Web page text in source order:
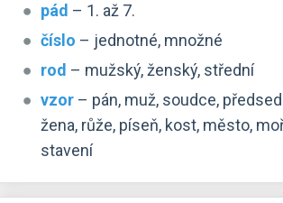
pád – 1. až 7.
číslo – jednotné, množné
rod – mužský, ženský, střední
vzor – pán, muž, soudce,
žena, růže, píseň, kost, město,
stavení